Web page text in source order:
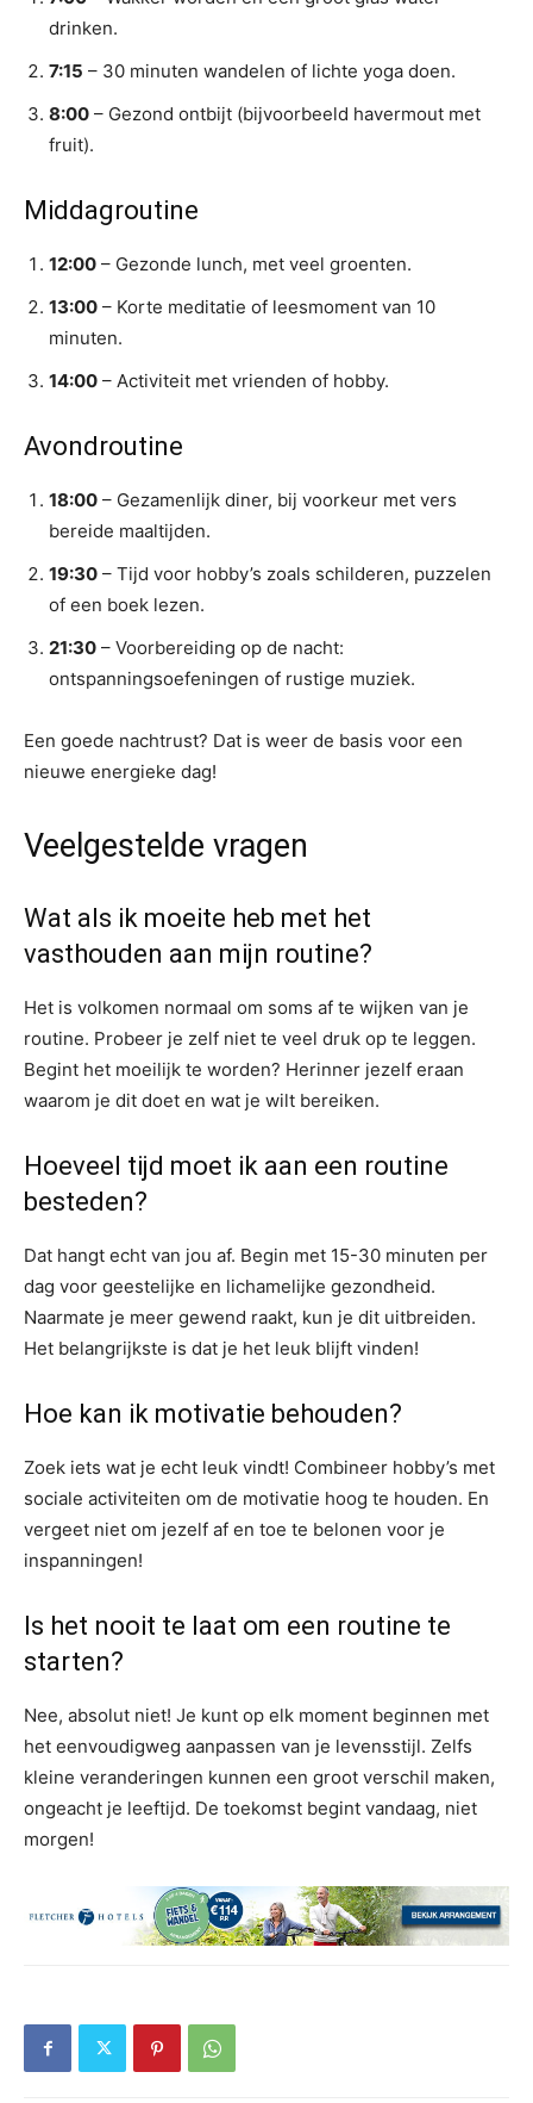
drinken.
7:15 – 30 minuten wandelen of lichte yoga doen.
8:00 – Gezond ontbijt (bijvoorbeeld havermout met
fruit).
Middagroutine
12:00 – Gezonde lunch, met veel groenten.
13:00 – Korte meditatie of leesmoment van 10
minuten.
14:00 – Activiteit met vrienden of hobby.
Avondroutine
18:00 – Gezamenlijk diner, bij voorkeur met vers
bereide maaltijden.
19:30 – Tijd voor hobby’s zoals schilderen, puzzelen
of een boek lezen.
21:30 – Voorbereiding op de nacht:
ontspanningsoefeningen of rustige muziek.
Een goede nachtrust? Dat is weer de basis voor een
nieuwe energieke dag!
Veelgestelde vragen
Wat als ik moeite heb met het
vasthouden aan mijn routine?
Het is volkomen normaal om soms af te wijken van je
routine. Probeer je zelf niet te veel druk op te leggen.
Begint het moeilijk te worden? Herinner jezelf eraan
waarom je dit doet en wat je wilt bereiken.
Hoeveel tijd moet ik aan een routine
besteden?
Dat hangt echt van jou af. Begin met 15-30 minuten per
dag voor geestelijke en lichamelijke gezondheid.
Naarmate je meer gewend raakt, kun je dit uitbreiden.
Het belangrijkste is dat je het leuk blijft vinden!
Hoe kan ik motivatie behouden?
Zoek iets wat je echt leuk vindt! Combineer hobby’s met
sociale activiteiten om de motivatie hoog te houden. En
vergeet niet om jezelf af en toe te belonen voor je
inspanningen!
Is het nooit te laat om een routine te
starten?
Nee, absolut niet! Je kunt op elk moment beginnen met
het eenvoudigweg aanpassen van je levensstijl. Zelfs
kleine veranderingen kunnen een groot verschil maken,
ongeacht je leeftijd. De toekomst begint vandaag, niet
morgen!